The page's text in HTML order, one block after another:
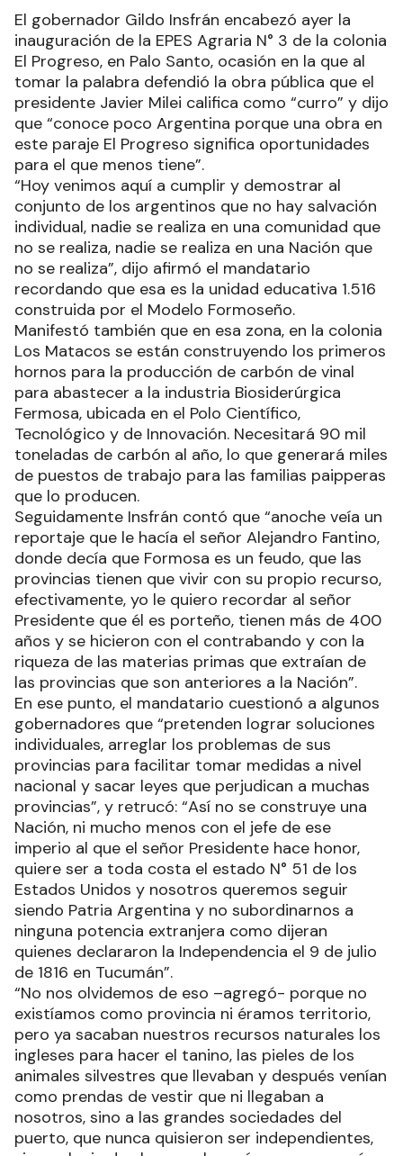
El gobernador Gildo Insfrán encabezó ayer la
inauguración de la EPES Agraria N° 3 de la colonia
El Progreso, en Palo Santo, ocasión en la que al
tomar la palabra defendió la obra pública que el
presidente Javier Milei califica como “curro” y dijo
que “conoce poco Argentina porque una obra en
este paraje El Progreso significa oportunidades
para el que menos tiene”.
“Hoy venimos aquí a cumplir y demostrar al
conjunto de los argentinos que no hay salvación
individual, nadie se realiza en una comunidad que
no se realiza, nadie se realiza en una Nación que
no se realiza”, dijo afirmó el mandatario
recordando que esa es la unidad educativa 1.516
construida por el Modelo Formoseño.
Manifestó también que en esa zona, en la colonia
Los Matacos se están construyendo los primeros
hornos para la producción de carbón de vinal
para abastecer a la industria Biosiderúrgica
Fermosa, ubicada en el Polo Científico,
Tecnológico y de Innovación. Necesitará 90 mil
toneladas de carbón al año, lo que generará miles
de puestos de trabajo para las familias paipperas
que lo producen.
Seguidamente Insfrán contó que “anoche veía un
reportaje que le hacía el señor Alejandro Fantino,
donde decía que Formosa es un feudo, que las
provincias tienen que vivir con su propio recurso,
efectivamente, yo le quiero recordar al señor
Presidente que él es porteño, tienen más de 400
años y se hicieron con el contrabando y con la
riqueza de las materias primas que extraían de
las provincias que son anteriores a la Nación”.
En ese punto, el mandatario cuestionó a algunos
gobernadores que “pretenden lograr soluciones
individuales, arreglar los problemas de sus
provincias para facilitar tomar medidas a nivel
nacional y sacar leyes que perjudican a muchas
provincias”, y retrucó: “Así no se construye una
Nación, ni mucho menos con el jefe de ese
imperio al que el señor Presidente hace honor,
quiere ser a toda costa el estado N° 51 de los
Estados Unidos y nosotros queremos seguir
siendo Patria Argentina y no subordinarnos a
ninguna potencia extranjera como dijeran
quienes declararon la Independencia el 9 de julio
de 1816 en Tucumán”.
“No nos olvidemos de eso –agregó- porque no
existíamos como provincia ni éramos territorio,
pero ya sacaban nuestros recursos naturales los
ingleses para hacer el tanino, las pieles de los
animales silvestres que llevaban y después venían
como prendas de vestir que ni llegaban a
nosotros, sino a las grandes sociedades del
puerto, que nunca quisieron ser independientes,